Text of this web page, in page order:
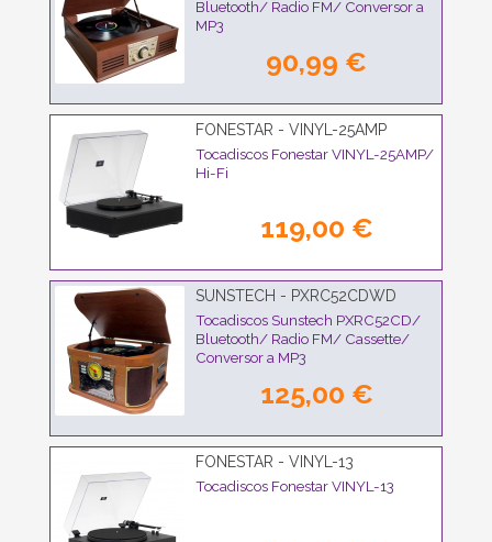
Bluetooth/ Radio FM/ Conversor a
MP3
90,99 €
FONESTAR - VINYL-25AMP
Tocadiscos Fonestar VINYL-25AMP/
Hi-Fi
119,00 €
SUNSTECH - PXRC52CDWD
Tocadiscos Sunstech PXRC52CD/
Bluetooth/ Radio FM/ Cassette/
Conversor a MP3
125,00 €
FONESTAR - VINYL-13
Tocadiscos Fonestar VINYL-13